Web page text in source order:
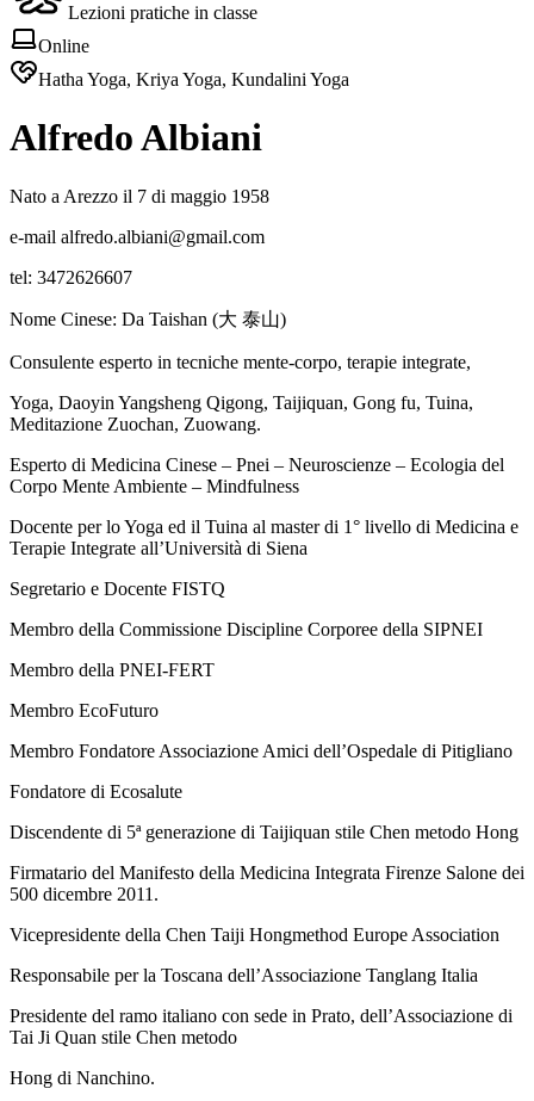
Lezioni pratiche in classe
Online
Hatha Yoga, Kriya Yoga, Kundalini Yoga
Alfredo Albiani
Nato a Arezzo il 7 di maggio 1958
e-mail alfredo.albiani@gmail.com
tel: 3472626607
Nome Cinese: Da Taishan (⼤ 泰⼭)
Consulente esperto in tecniche mente-corpo, terapie integrate,
Yoga, Daoyin Yangsheng Qigong, Taijiquan, Gong fu, Tuina,
Meditazione Zuochan, Zuowang.
Esperto di Medicina Cinese – Pnei – Neuroscienze – Ecologia del
Corpo Mente Ambiente – Mindfulness
Docente per lo Yoga ed il Tuina al master di 1° livello di Medicina e
Terapie Integrate all’Università di Siena
Segretario e Docente FISTQ
Membro della Commissione Discipline Corporee della SIPNEI
Membro della PNEI-FERT
Membro EcoFuturo
Membro Fondatore Associazione Amici dell’Ospedale di Pitigliano
Fondatore di Ecosalute
Discendente di 5ª generazione di Taijiquan stile Chen metodo Hong
Firmatario del Manifesto della Medicina Integrata Firenze Salone dei
500 dicembre 2011.
Vicepresidente della Chen Taiji Hongmethod Europe Association
Responsabile per la Toscana dell’Associazione Tanglang Italia
Presidente del ramo italiano con sede in Prato, dell’Associazione di
Tai Ji Quan stile Chen metodo
Hong di Nanchino.